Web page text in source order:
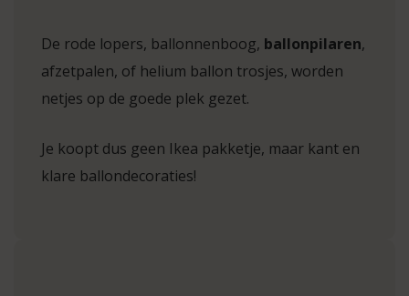
De rode lopers, ballonnenboog, ballonpilaren,
afzetpalen, of helium ballon trosjes, worden
netjes op de goede plek gezet.
Je koopt dus geen Ikea pakketje, maar kant en
klare ballondecoraties!